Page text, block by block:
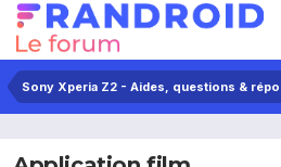
Sony Xperia Z2 - Aides, questions &